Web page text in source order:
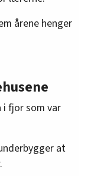
årene henger
i fjor som var
at